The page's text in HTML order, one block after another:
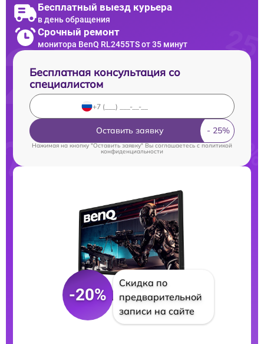
Бесплатный выезд курьера
в день обращения
Срочный ремонт
монитора BenQ RL2455TS от 35 минут
Бесплатная консультация со
специалистом
Оставить заявку
Нажимая на кнопку "Оставить заявку" Вы соглашаетесь cполитикой
конфиденциальности
-20%
Скидка по
предварительной
записи на сайте